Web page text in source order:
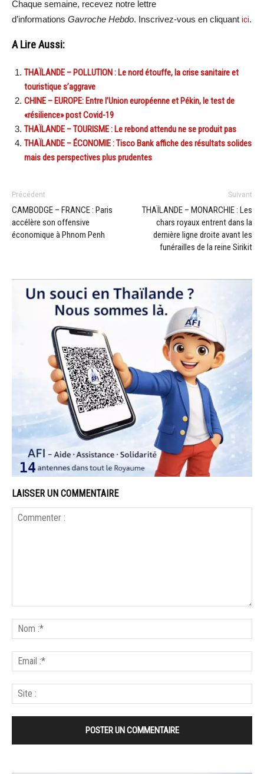
Chaque semaine, recevez notre lettre
d’informations Gavroche Hebdo. Inscrivez-vous en cliquant ici.
A Lire Aussi:
THAÏLANDE – POLLUTION : Le nord étouffe, la crise sanitaire et
touristique s’aggrave
CHINE – EUROPE: Entre l’Union européenne et Pékin, le test de
«résilience» post Covid-19
THAÏLANDE – TOURISME : Le rebond attendu ne se produit pas
THAÏLANDE – ÉCONOMIE : Tisco Bank affiche des résultats solides
mais des perspectives plus prudentes
Précédent
CAMBODGE – FRANCE : Paris
accélère son offensive
économique à Phnom Penh
Suivant
THAÏLANDE – MONARCHIE : Les
chars royaux entrent dans la
dernière ligne droite avant les
funérailles de la reine Sirikit
LAISSER UN COMMENTAIRE